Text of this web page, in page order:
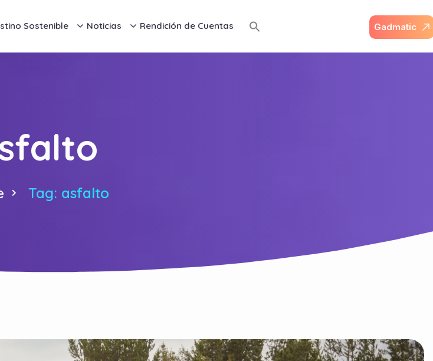
Sostenible Noticias Rendición de Cuentas Gadmatic
Tag: asfalto